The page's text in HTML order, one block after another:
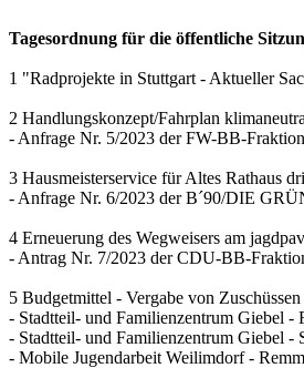
Tagesordnung für die öffentliche
1 "Radprojekte in Stuttgart - Aktueller
2 Handlungskonzept/Fahrplan
- Anfrage Nr. 5/2023 der FW-BB-
3 Hausmeisterservice für Altes Rathaus
- Anfrage Nr. 6/2023 der B´90/DIE
4 Erneuerung des Wegweisers am
- Antrag Nr. 7/2023 der CDU-BB-
5 Budgetmittel - Vergabe von
- Stadtteil- und Familienzentrum Giebel -
- Stadtteil- und Familienzentrum Giebel -
- Mobile Jugendarbeit Weilimdorf -